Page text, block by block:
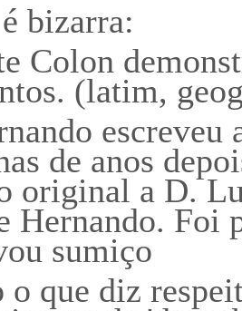
é bizarra:
Colon
(latim,
de anos
original a D.
Hernando. Foi
sumiço
o que diz